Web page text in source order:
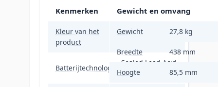
Kenmerken
Kleur van het
product
Zwart, Zilver
Batterijtechnologie
Sealed Lead Acid
(VRLA)
Gewicht en omvang
Gewicht 27,8 kg
Breedte 438 mm
Hoogte 85,5 mm